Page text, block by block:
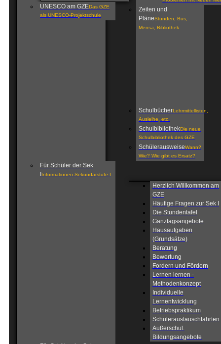
UNESCO am GZEDas GZE
als UNESCO-Projektschule
Zeiten und
PläneStunden, Bus,
Mensa, Bibliothek
SchulbücherLehrmittellisten,
Ausleihe, etc.
SchulbibliothekDie neue
Schulbibliothek des GZE
SchülerausweiseWann?
Wie? Wie gibt es Ersatz?
Für Schüler der Sek
Informationen Sekundarstufe I
Herzlich Willkommen am
GZE
Häufige Fragen zur Sek I
Die Stundentafel
Ganztagsangebote
Hausaufgaben
(Grundsätze)
Beratung
Bewertung
Fordern und Fördern
Lernen lernen -
Methodenkonzept
Individuelle
Lernentwicklung
Betriebspraktikum
Schüleraustauschfahrten
Außerschul.
Bildungsangebote